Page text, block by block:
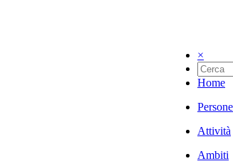
×
Home
Persone
Attività
Ambiti